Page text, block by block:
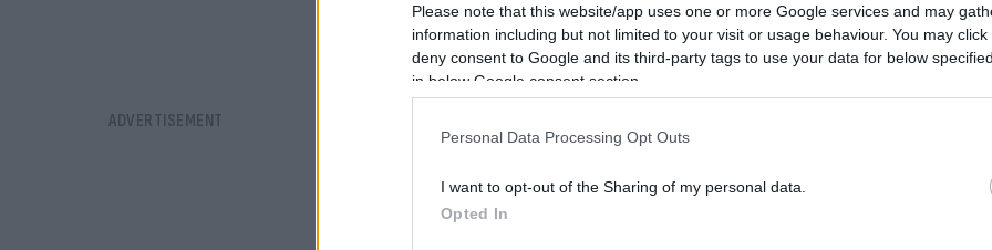
Please note that this website/app uses one or more Google services and may
information including but not limited to your visit or usage behaviour. You may
deny consent to Google and its third-party tags to use your data for below
in below Google consent section.
Personal Data Processing Opt Outs
I want to opt-out of the Sharing of my personal data.
Opted In